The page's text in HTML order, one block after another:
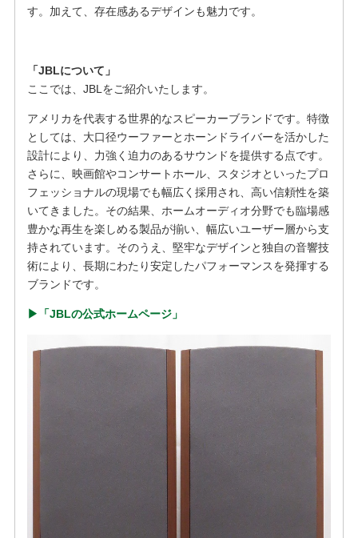
す。加えて、存在感あるデザインも魅力です。
「JBLについて」
ここでは、JBLをご紹介いたします。
アメリカを代表する世界的なスピーカーブランドです。特徴
としては、大口径ウーファーとホーンドライバーを活かした
設計により、力強く迫力のあるサウンドを提供する点です。
さらに、映画館やコンサートホール、スタジオといったプロ
フェッショナルの現場でも幅広く採用され、高い信頼性を築
いてきました。その結果、ホームオーディオ分野でも臨場感
豊かな再生を楽しめる製品が揃い、幅広いユーザー層から支
持されています。そのうえ、堅牢なデザインと独自の音響技
術により、長期にわたり安定したパフォーマンスを発揮する
ブランドです。
▶︎「JBLの公式ホームページ」